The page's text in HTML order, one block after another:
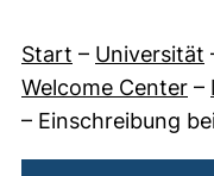
Start – Universität
Welcome Center –
– Einschreibung